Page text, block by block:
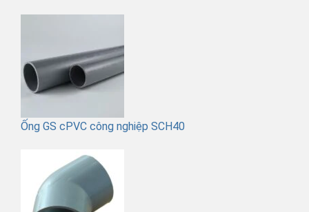
Ống GS cPVC công nghiệp SCH40